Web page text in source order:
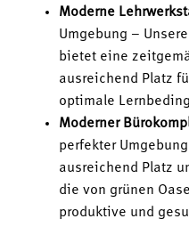
Moderne
Umgebung –
bietet eine
ausreichend Platz
optimale
Moderner
perfekter
ausreichend Platz
die von grünen
produktive und